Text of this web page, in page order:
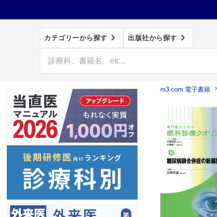
カテゴリーから探す  出版社から探す 
m3.com 電子書籍